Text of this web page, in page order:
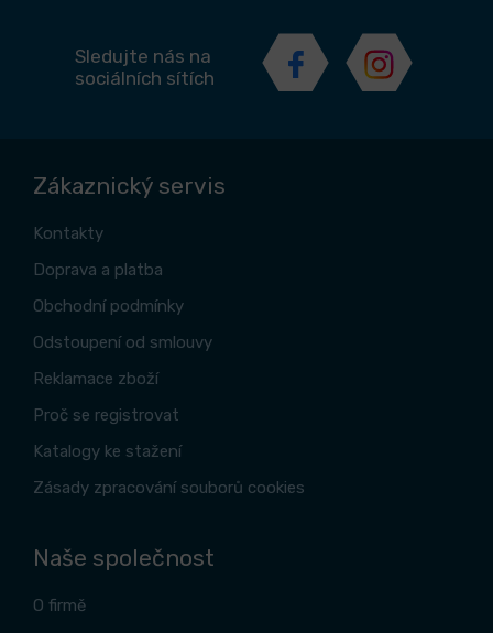
Sledujte nás na
sociálních sítích
Zákaznický servis
Kontakty
Doprava a platba
Obchodní podmínky
Odstoupení od smlouvy
Reklamace zboží
Proč se registrovat
Katalogy ke stažení
Zásady zpracování souborů cookies
Naše společnost
O firmě